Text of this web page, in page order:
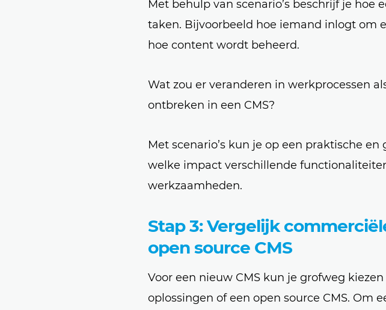
Met behulp van scenario’s beschrijf je hoe
taken. Bijvoorbeeld hoe iemand inlogt om
hoe content wordt beheerd.
Wat zou er veranderen in werkprocessen
ontbreken in een CMS?
Met scenario’s kun je op een praktische
welke impact verschillende
werkzaamheden.
Stap 3: Vergelijk
open source CMS
Voor een nieuw CMS kun je grofweg
oplossingen of een open source CMS. Om